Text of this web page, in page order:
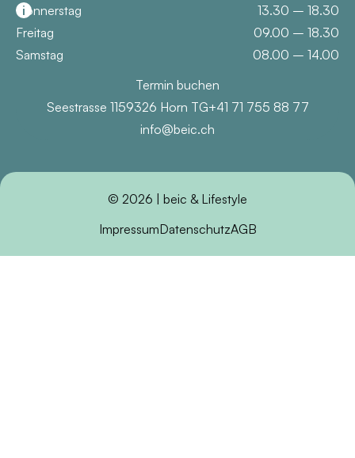
Seestrasse 1159326 Horn TG+41 71 755 88 77
info@beic.ch
Donnerstag
i
Freitag
Samstag
13.30 – 18.30
09.00 – 18.30
08.00 – 14.00
Termin buchen
© 2026 | beic & Lifestyle
ImpressumDatenschutzAGB